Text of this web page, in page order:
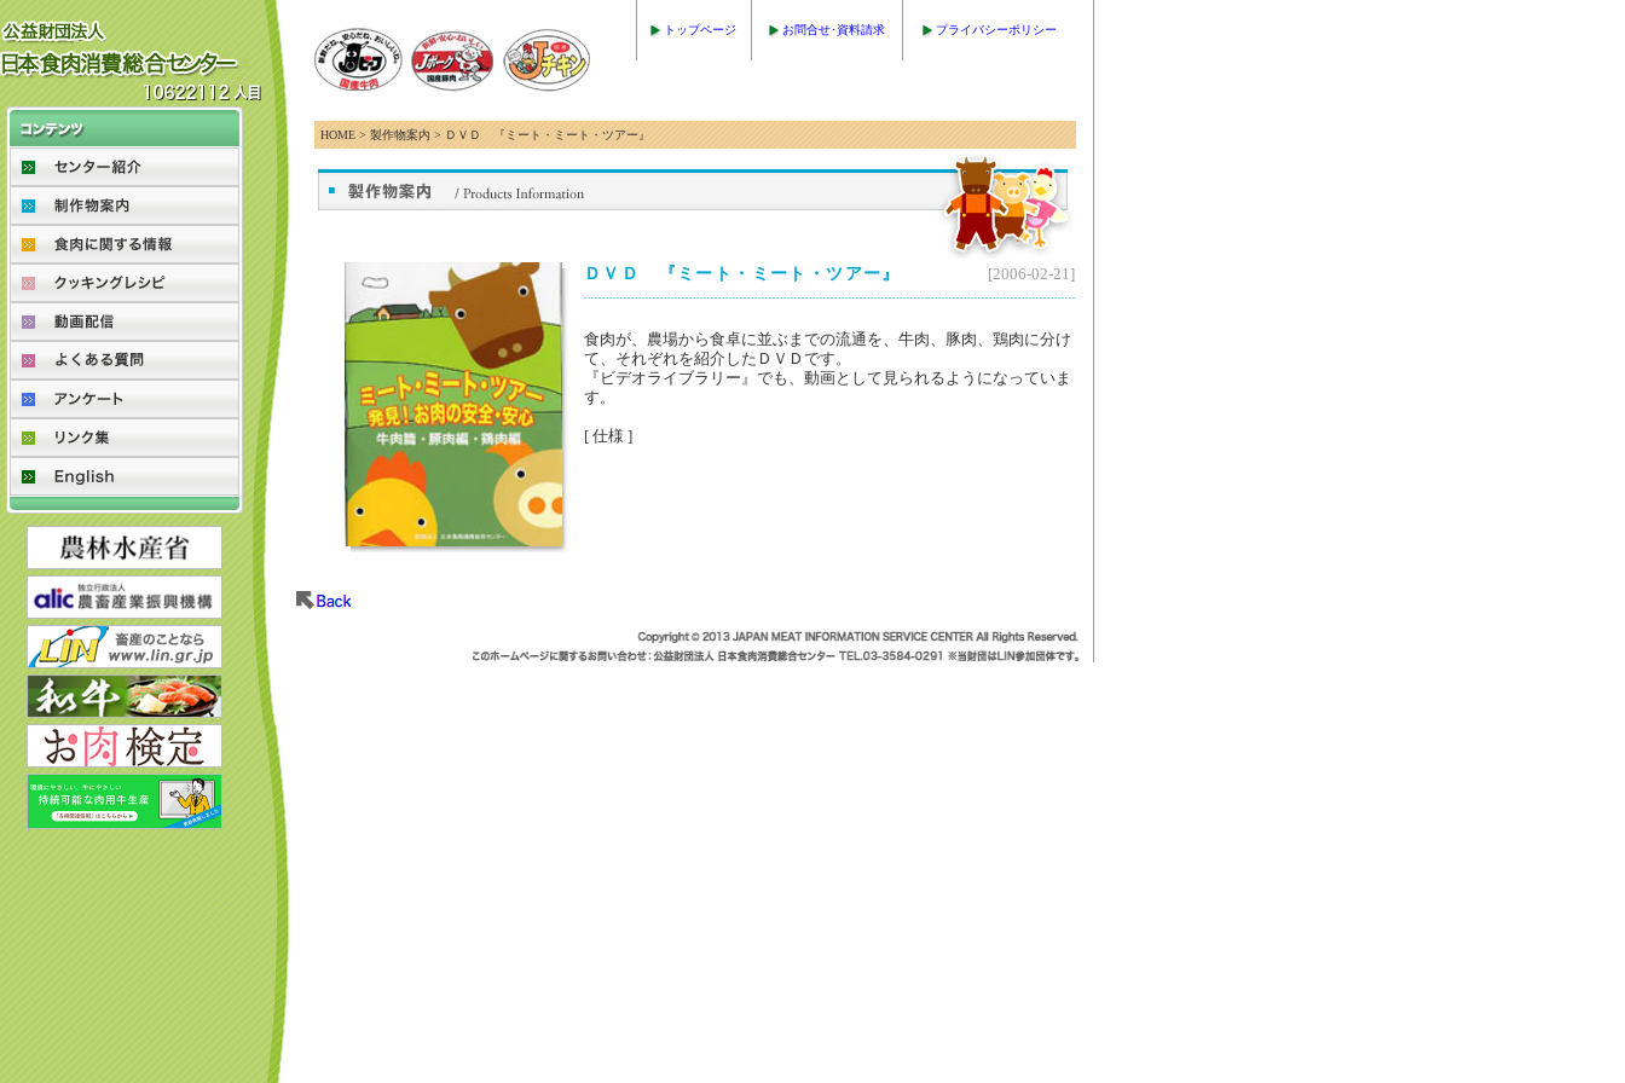
トップページ お問合せ･資料請求 プライバシーポリシー
HOME > 製作物案内 > ＤＶＤ 『ミート・ミート・ツアー』
ＤＶＤ 『ミート・ミート・ツアー』 [2006-02-21]
食肉が、農場から食卓に並ぶまでの流通を、牛肉、豚肉、鶏肉に分け
て、それぞれを紹介したＤＶＤです。
『ビデオライブラリー』でも、動画として見られるようになっていま
す。
[ 仕様 ]